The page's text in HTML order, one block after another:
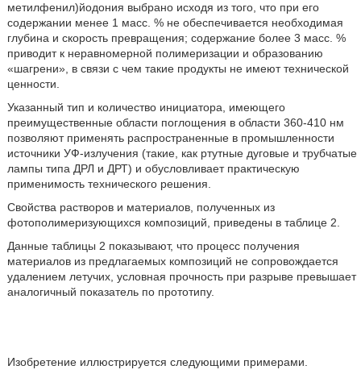
метилфенил)йодония выбрано исходя из того, что при его
содержании менее 1 масс. % не обеспечивается необходимая
глубина и скорость превращения; содержание более 3 масс. %
приводит к неравномерной полимеризации и образованию
«шагрени», в связи с чем такие продукты не имеют технической
ценности.
Указанный тип и количество инициатора, имеющего
преимущественные области поглощения в области 360-410 нм
позволяют применять распространенные в промышленности
источники УФ-излучения (такие, как ртутные дуговые и трубчатые
лампы типа ДРЛ и ДРТ) и обусловливает практическую
применимость технического решения.
Свойства растворов и материалов, полученных из
фотополимеризующихся композиций, приведены в таблице 2.
Данные таблицы 2 показывают, что процесс получения
материалов из предлагаемых композиций не сопровождается
удалением летучих, условная прочность при разрыве превышает
аналогичный показатель по прототипу.
Изобретение иллюстрируется следующими примерами.